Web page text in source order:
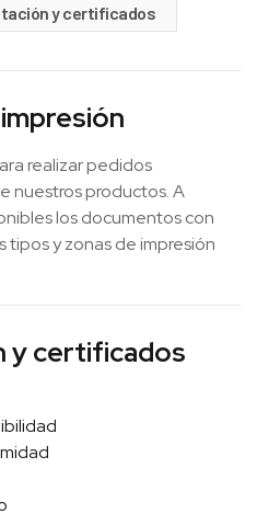
y certificados
realizar pedidos
nuestros productos. A
los documentos con
y zonas de impresión
y certificados